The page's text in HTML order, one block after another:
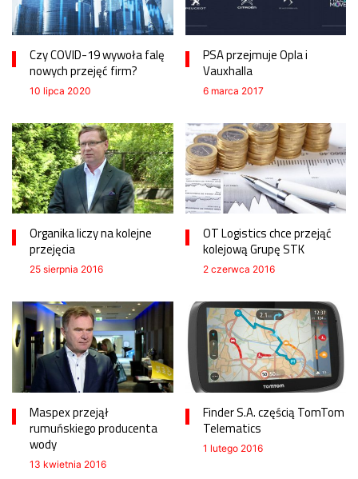
Czy COVID-19 wywoła falę
nowych przejęć firm?
10 lipca 2020
PSA przejmuje Opla i
Vauxhalla
6 marca 2017
Organika liczy na kolejne
przejęcia
25 sierpnia 2016
OT Logistics chce przejąć
kolejową Grupę STK
2 czerwca 2016
Maspex przejął
rumuńskiego producenta
wody
13 kwietnia 2016
Finder S.A. częścią TomTom
Telematics
1 lutego 2016